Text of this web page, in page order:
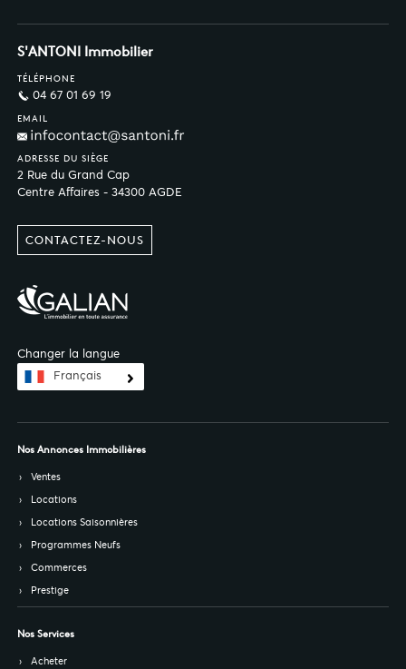
S'ANTONI Immobilier
TÉLÉPHONE
04 67 01 69 19
EMAIL
ADRESSE DU SIÈGE
2 Rue du Grand Cap
Centre Affaires - 34300 AGDE
CONTACTEZ-NOUS
Changer la langue
Français
Nos Annonces Immobilières
Ventes
Locations
Locations Saisonnières
Programmes Neufs
Commerces
Prestige
Nos Services
Acheter